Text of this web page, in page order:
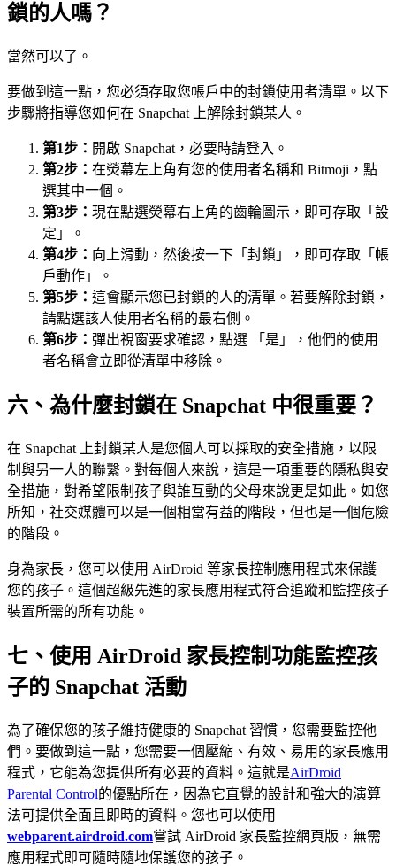
鎖的人嗎？
當然可以了。
要做到這一點，您必須存取您帳戶中的封鎖使用者清單。以下
步驟將指導您如何在 Snapchat 上解除封鎖某人。
第1步： 開啟 Snapchat，必要時請登入。
第2步： 在熒幕左上角有您的使用者名稱和 Bitmoji，點
選其中一個。
第3步： 現在點選熒幕右上角的齒輪圖示，即可存取「設
定」。
第4步： 向上滑動，然後按一下「封鎖」，即可存取「帳
戶動作」。
第5步： 這會顯示您已封鎖的人的清單。若要解除封鎖，
請點選該人使用者名稱的最右側。
第6步： 彈出視窗要求確認，點選 「是」，他們的使用
者名稱會立即從清單中移除。
六、為什麼封鎖在 Snapchat 中很重要？
在 Snapchat 上封鎖某人是您個人可以採取的安全措施，以限
制與另一人的聯繫。對每個人來說，這是一項重要的隱私與安
全措施，對希望限制孩子與誰互動的父母來說更是如此。如您
所知，社交媒體可以是一個相當有益的階段，但也是一個危險
的階段。
身為家長，您可以使用 AirDroid 等家長控制應用程式來保護
您的孩子。這個超級先進的家長應用程式符合追蹤和監控孩子
裝置所需的所有功能。
七、使用 AirDroid 家長控制功能監控孩
子的 Snapchat 活動
為了確保您的孩子維持健康的 Snapchat 習慣，您需要監控他
們。要做到這一點，您需要一個壓縮、有效、易用的家長應用
程式，它能為您提供所有必要的資料。這就是AirDroid
Parental Control的優點所在，因為它直覺的設計和強大的演算
法可提供全面且即時的資料。您也可以使用
webparent.airdroid.com嘗試 AirDroid 家長監控網頁版，無需
應用程式即可隨時隨地保護您的孩子。